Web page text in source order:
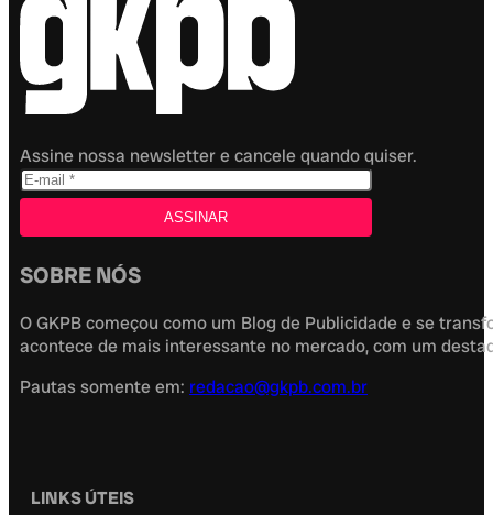
Assine nossa newsletter e cancele quando quiser.
SOBRE NÓS
O GKPB começou como um Blog de Publicidade e se
acontece de mais interessante no mercado, com um
Pautas somente em: redacao@gkpb.com.br
LINKS ÚTEIS